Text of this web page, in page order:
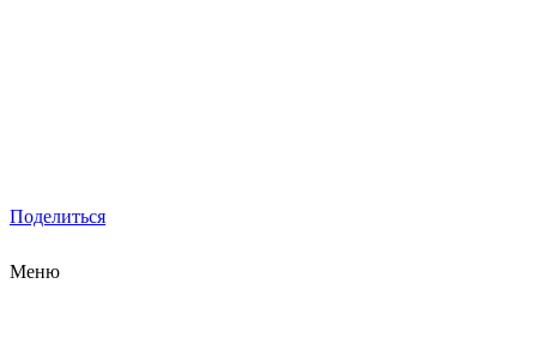
Поделиться
Меню